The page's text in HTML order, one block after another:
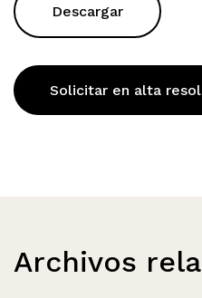
Descargar
Solicitar en alta
Archivos